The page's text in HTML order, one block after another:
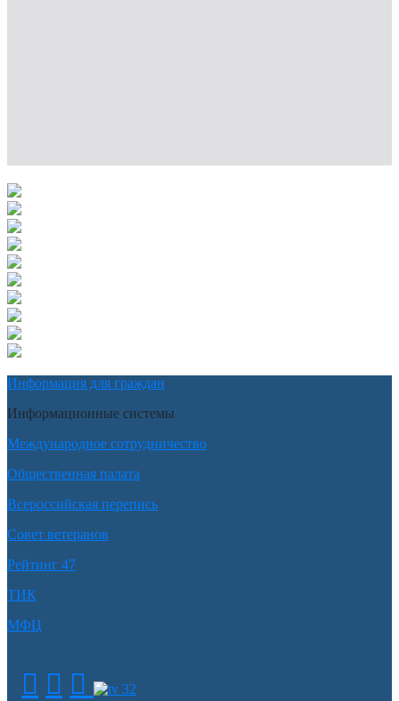
Информация для граждан
Информационные системы
Международное сотрудничество
Общественная палата
Всероссийская перепись
Совет ветеранов
Рейтинг 47
ТИК
МФЦ